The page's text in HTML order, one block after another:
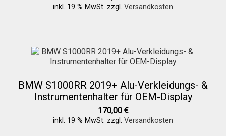
inkl. 19 % MwSt. zzgl. Versandkosten
BMW S1000RR 2019+ Alu-Verkleidungs- &
Instrumentenhalter für OEM-Display
170,00 €
inkl. 19 % MwSt. zzgl. Versandkosten